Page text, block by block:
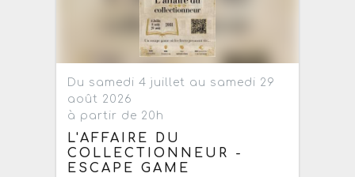
Du samedi 4 juillet au samedi 29
août 2026
à partir de 20h
L'AFFAIRE DU
COLLECTIONNEUR -
ESCAPE GAME